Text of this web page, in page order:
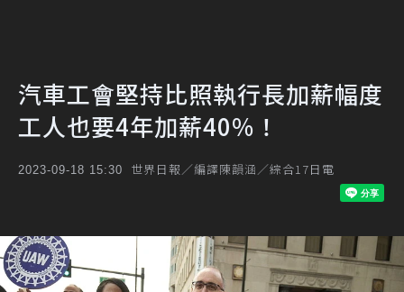
汽車工會堅持比照執行長加薪幅度
工人也要4年加薪40%！
2023-09-18 15:30 世界日報／編譯陳韻涵／綜合17日電